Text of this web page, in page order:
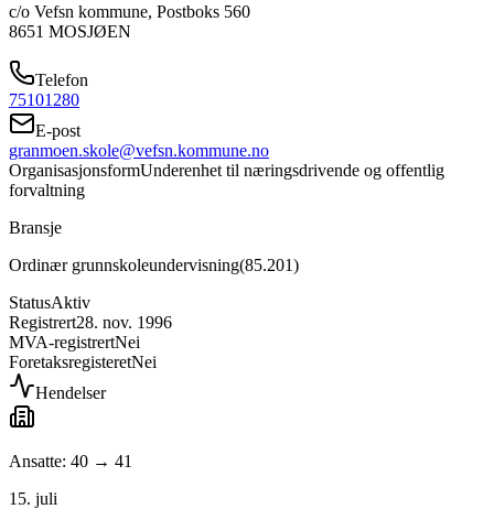
c/o Vefsn kommune, Postboks 560
8651 MOSJØEN
Telefon
75101280
E-post
granmoen.skole@vefsn.kommune.no
OrganisasjonsformUnderenhet til næringsdrivende og offentlig
forvaltning
Bransje
Ordinær grunnskoleundervisning(85.201)
StatusAktiv
Registrert28. nov. 1996
MVA-registrertNei
ForetaksregisteretNei
Hendelser
Ansatte: 40 → 41
15. juli